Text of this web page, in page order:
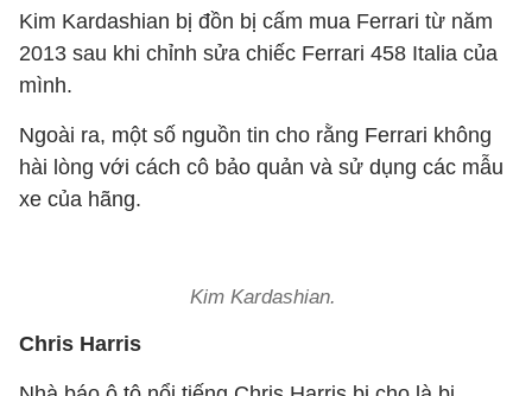
Kim Kardashian bị đồn bị cấm mua Ferrari từ năm
2013 sau khi chỉnh sửa chiếc Ferrari 458 Italia của
mình.
Ngoài ra, một số nguồn tin cho rằng Ferrari không
hài lòng với cách cô bảo quản và sử dụng các mẫu
xe của hãng.
Kim Kardashian.
Chris Harris